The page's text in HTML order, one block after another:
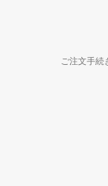
ご注文手続